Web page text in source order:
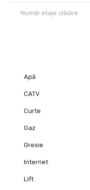
Număr etaje clădire
Apă
CATV
Curte
Gaz
Gresie
Internet
Lift